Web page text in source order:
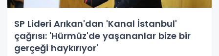
SP Lideri Arıkan'dan 'Kanal İstanbul'
çağrısı: 'Hürmüz'de yaşananlar bize bir
gerçeği haykırıyor'